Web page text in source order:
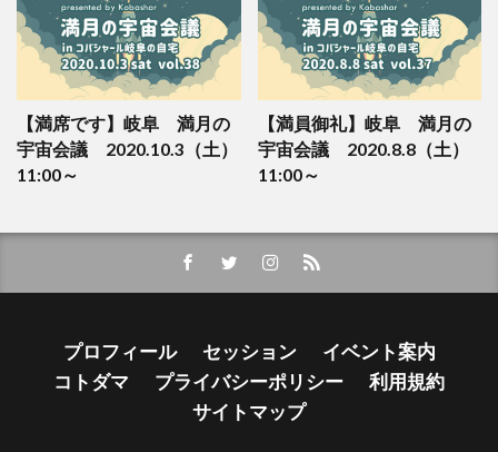
【満席です】岐阜 満月の
宇宙会議 2020.10.3（土）
11:00～
【満員御礼】岐阜 満月の
宇宙会議 2020.8.8（土）
11:00～
プロフィール セッション
イベント案内
コトダマ
プライバシーポリシー
利用規約
サイトマップ